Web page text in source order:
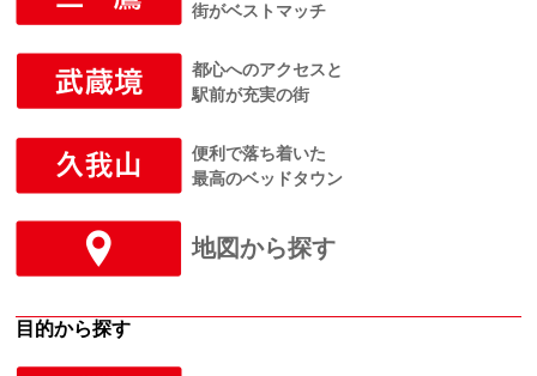
街がベストマッチ
都心へのアクセスと
駅前が充実の街
便利で落ち着いた
最高のベッドタウン
地図から探す
目的から探す